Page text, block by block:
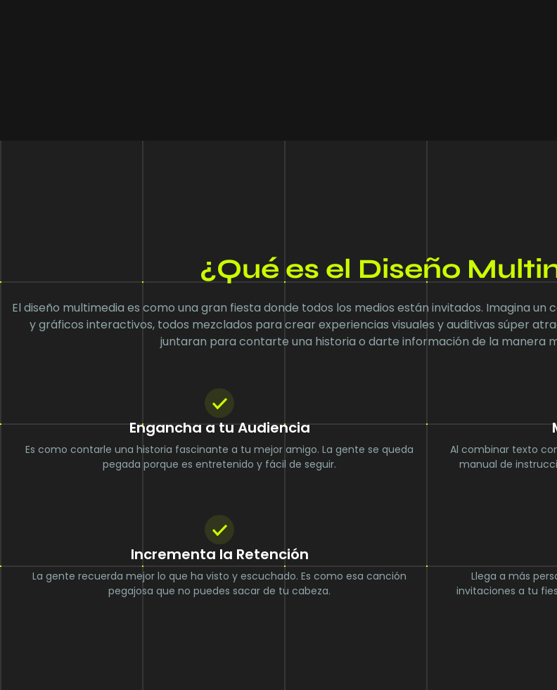
¿Qué es el Diseño
El diseño multimedia es como una gran fiesta donde todos los medios están invitados. Imagina un
y gráficos interactivos, todos mezclados para crear experiencias visuales y auditivas súper
juntaran para contarte una historia o darte información de la manera
Engancha a tu Audiencia
Es como contarle una historia fascinante a tu mejor amigo. La gente se queda
pegada porque es entretenido y fácil de seguir.
Al combinar texto
manual de
Incrementa la Retención
La gente recuerda mejor lo que ha visto y escuchado. Es como esa canción
pegajosa que no puedes sacar de tu cabeza.
Llega a más
invitaciones a tu